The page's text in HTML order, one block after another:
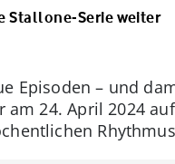
Stallone-Serie weiter
Episoden – und
24. April 2024